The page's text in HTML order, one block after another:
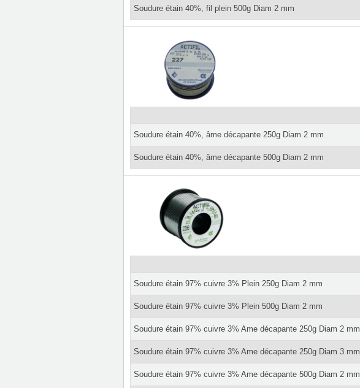
Soudure étain 40%, fil plein 500g Diam 2 mm
Soudure étain 40%, âme décapante 250g Diam 2 mm
Soudure étain 40%, âme décapante 500g Diam 2 mm
Soudure étain 97% cuivre 3% Plein 250g Diam 2 mm
Soudure étain 97% cuivre 3% Plein 500g Diam 2 mm
Soudure étain 97% cuivre 3% Ame décapante 250g Diam 2 mm
Soudure étain 97% cuivre 3% Ame décapante 250g Diam 3 mm
Soudure étain 97% cuivre 3% Ame décapante 500g Diam 2 mm